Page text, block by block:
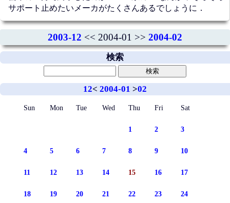
サポート止めたいメーカがたくさんあるでしょうに．
2003-12 << 2004-01 >> 2004-02
検索
12< 2004-01 >02
Sun Mon Tue Wed Thu Fri Sat
1 2 3
4 5 6 7 8 9 10
11 12 13 14 15 16 17
18 19 20 21 22 23 24